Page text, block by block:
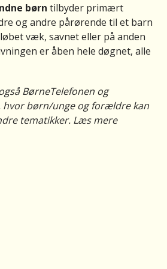
børn tilbyder primært
og andre pårørende til et barn
væk, savnet eller på anden
er åben hele døgnet, alle
BørneTelefonen og
hvor børn/unge og forældre kan
tematikker. Læs mere